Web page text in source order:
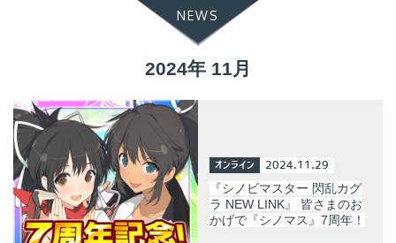
NEWS
2024年 11月
オンライン 2024.11.29
『シノビマスター 閃乱カグ
ラ NEW LINK』 皆さまのお
かげで『シノマス』7周年！